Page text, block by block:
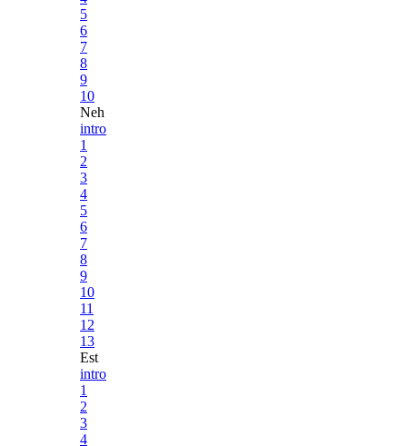
5
6
7
8
9
10
Neh
intro
1
2
3
4
5
6
7
8
9
10
11
12
13
Est
intro
1
2
3
4